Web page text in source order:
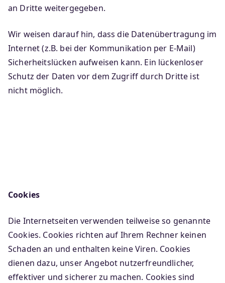
an Dritte weitergegeben.
Wir weisen darauf hin, dass die Datenübertragung im
Internet (z.B. bei der Kommunikation per E-Mail)
Sicherheitslücken aufweisen kann. Ein lückenloser
Schutz der Daten vor dem Zugriff durch Dritte ist
nicht möglich.
Cookies
Die Internetseiten verwenden teilweise so genannte
Cookies. Cookies richten auf Ihrem Rechner keinen
Schaden an und enthalten keine Viren. Cookies
dienen dazu, unser Angebot nutzerfreundlicher,
effektiver und sicherer zu machen. Cookies sind